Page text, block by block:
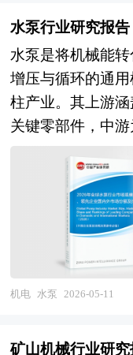
低照度成像能力持
时图像增强与语义
结合开辟超低功
传感器融合封装
载CIS从辅助驾驶
内监测及前视
觉从2D检测向3D
窥镜与手术导航
容，具备全场景
定制化能力的企
度，图像传感器
厂及算法公司的纵
工艺、功能安全认
未来，全球应急装
化普及、高端化
势。技术层面，
网、机器人等前
智能监测、无人
市场层面，全球
化、定制化装备
优化；同时区域
市场优势，中国
外拓展，全球市
链协同整合提速
场稳步扩容，亚
争层面，国际老
场，国内头部企
端领域实现替代
化补充。技术层
化、数控化、智
成、智能测控等
仍面临核心零部
化竞争等挑战，
键阶段。未来，
高端突破、全球
进。技术上，数控
发展，全生命周期
水泵行业研究报告
水泵是将机械能转
增压与循环的通
柱产业。其上游
关键零部件，中
业灌溉、环保处
设备的普及性与
转、民生保障与
是“十五五”规划
的重点布局领域
稳健增长、竞争格
施更新、工业生产
机电 水泵 2026-05-11
矿山机械行业研